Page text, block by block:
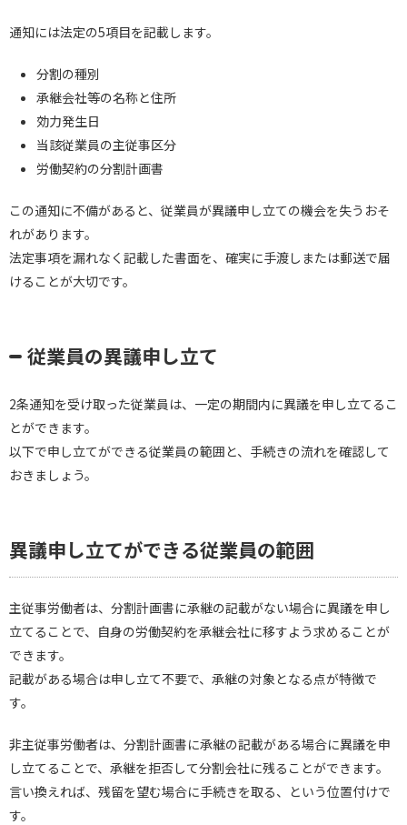
通知には法定の5項目を記載します。
分割の種別
承継会社等の名称と住所
効力発生日
当該従業員の主従事区分
労働契約の分割計画書
この通知に不備があると、従業員が異議申し立ての機会を失うおそ
れがあります。
法定事項を漏れなく記載した書面を、確実に手渡しまたは郵送で届
けることが大切です。
従業員の異議申し立て
2条通知を受け取った従業員は、一定の期間内に異議を申し立てるこ
とができます。
以下で申し立てができる従業員の範囲と、手続きの流れを確認して
おきましょう。
異議申し立てができる従業員の範囲
主従事労働者は、分割計画書に承継の記載がない場合に異議を申し
立てることで、自身の労働契約を承継会社に移すよう求めることが
できます。
記載がある場合は申し立て不要で、承継の対象となる点が特徴で
す。
非主従事労働者は、分割計画書に承継の記載がある場合に異議を申
し立てることで、承継を拒否して分割会社に残ることができます。
言い換えれば、残留を望む場合に手続きを取る、という位置付けで
す。